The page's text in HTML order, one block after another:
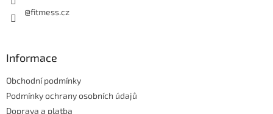
@fitmess.cz
Informace
Obchodní podmínky
Podmínky ochrany osobních údajů
Doprava a platba